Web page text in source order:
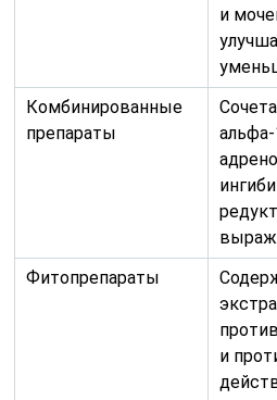
и
Комбинированные
препараты
Фитопрепараты
и